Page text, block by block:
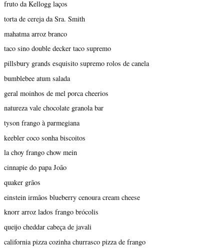
fruto da Kellogg laços
torta de cereja da Sra. Smith
mahatma arroz branco
taco sino double decker taco supremo
pillsbury grands esquisito supremo rolos de canela
bumblebee atum salada
geral moinhos de mel porca cheerios
natureza vale chocolate granola bar
tyson frango à parmegiana
keebler coco sonha biscoitos
la choy frango chow mein
cinnapie do papa João
quaker grãos
einstein irmãos blueberry cenoura cream cheese
knorr arroz lados frango brócolis
queijo cheddar cabeça de javali
california pizza cozinha churrasco pizza de frango